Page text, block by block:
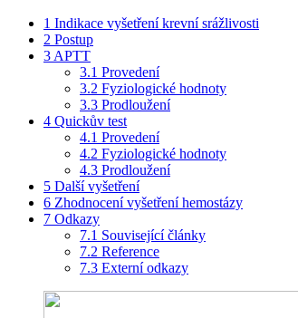
1 Indikace vyšetření krevní srážlivosti
2 Postup
3 APTT
3.1 Provedení
3.2 Fyziologické hodnoty
3.3 Prodloužení
4 Quickův test
4.1 Provedení
4.2 Fyziologické hodnoty
4.3 Prodloužení
5 Další vyšetření
6 Zhodnocení vyšetření hemostázy
7 Odkazy
7.1 Související články
7.2 Reference
7.3 Externí odkazy